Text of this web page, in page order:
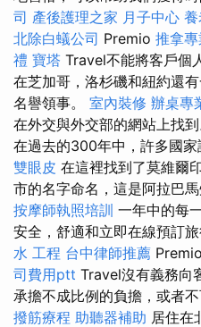
司 產後護理之家 月子中心
北除白蟻公司 Premio 推拿
禮 寶塔 Travel不能將客戶個
在芝加哥，洛杉磯和紐約還
名譽領事。 室內裝修 辦桌專
在外交與外交部的網站上找到
在過去的300年中，許多國家
雙眼皮 在這裡找到了莫維爾
市的名字命名，這是阿拉巴
按摩師執照培訓 一年中的每
安全，舒適和立即在線預訂旅
水 工程 台中律師推薦 Premio
司費用ptt Travel沒有義務向
承擔不成比例的負擔，或者
撥筋療程 助聽器補助 居住在